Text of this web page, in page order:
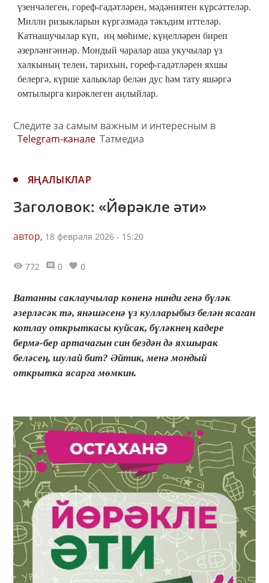
үзенчәлеген, гореф-гадәтләрен, мәдәниятен күрсәттеләр.
Милли ризыкларын күргәзмәдә тәкъдим иттеләр.
Катнашучылар күп, иң мөһиме, күңелләрен биреп
әзерләнгәннәр. Мондый чаралар аша укучылар үз
халкының телен, тарихын, гореф-гадәтләрен яхшы
белергә, күрше халыклар белән дус һәм тату яшәргә
омтылырга кирәклеген аңлыйлар.
Следите за самым важным и интересным в
Telegram-канале Татмедиа
ЯҢАЛЫКЛАР
Заголовок: «Йөрәкле әти»
автор, 18 февраля 2026 - 15:20
772 0 0
Ватанны саклаучылар көненә нинди генә бүләк
әзерләсәк тә, янәшәсенә үз кулларыбыз белән ясаган
котлау открыткасы куйсак, бүләкнең кадере
бермә-бер артачагын син бездән дә яхшырак
беләсең, шулай бит? Әйтик, менә мондый
открытка ясарга мөмкин.